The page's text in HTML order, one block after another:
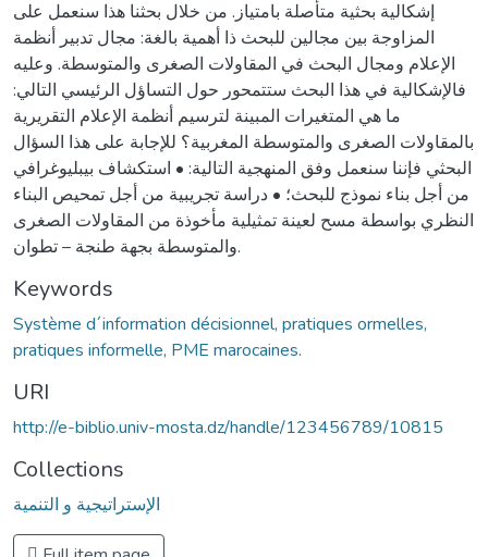
إشكالية بحثية متأصلة بامتياز. من خلال بحثنا هذا سنعمل على
المزاوجة بين مجالين للبحث ذا أهمية بالغة: مجال تدبير أنظمة
الإعلام ومجال البحث في المقاولات الصغرى والمتوسطة. وعليه
فالإشكالية في هذا البحث ستتمحور حول التساؤل الرئيسي التالي:
ما هي المتغيرات المبينة لترسيم أنظمة الإعلام التقريرية
بالمقاولات الصغرى والمتوسطة المغربية؟ للإجابة على هذا السؤال
البحثي فإننا سنعمل وفق المنهجية التالية: • استكشاف بيبليوغرافي
من أجل بناء نموذج للبحث؛ • دراسة تجريبية من أجل تمحيص البناء
النظري بواسطة مسح لعينة تمثيلية مأخوذة من المقاولات الصغرى
والمتوسطة بجهة طنجة – تطوان.
Keywords
Système d´information décisionnel, pratiques ormelles,
pratiques informelle, PME marocaines.
URI
http://e-biblio.univ-mosta.dz/handle/123456789/10815
Collections
الإستراتيجية و التنمية